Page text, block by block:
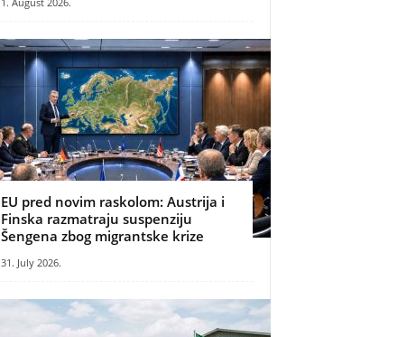
EU pred novim raskolom: Austrija i
Finska razmatraju suspenziju
Šengena zbog migrantske krize
31. July 2026.